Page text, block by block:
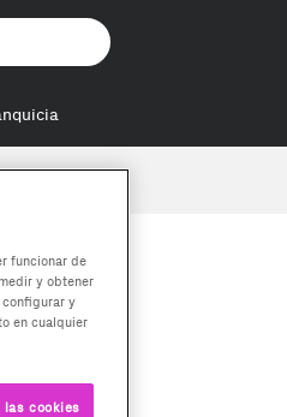
funcionar de
y obtener
y
en cualquier
cookies